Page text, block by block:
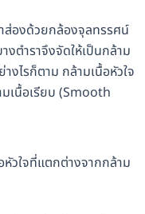
ส่องด้วยกล้องจุลทรรศน์
งตำราจึงจัดให้เป็นกล้าม
ไรก็ตาม กล้ามเนื้อหัวใจ
เนื้อเรียบ (Smooth
วใจที่แตกต่างจากกล้าม